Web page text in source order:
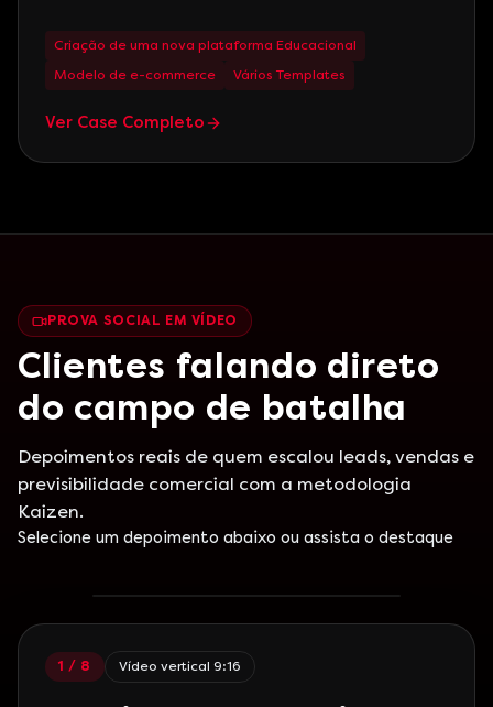
Criação de uma nova plataforma Educacional
Modelo de e-commerce
Vários Templates
Ver Case Completo
PROVA SOCIAL EM VÍDEO
Clientes falando direto
do campo de batalha
Depoimentos reais de quem escalou leads, vendas e
previsibilidade comercial com a metodologia
Kaizen.
Selecione um depoimento abaixo ou assista o destaque
JF Cortinas
1 / 8 Vídeo vertical 9:16